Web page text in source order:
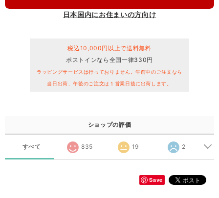
日本国内にお住まいの方向け
税込10,000円以上で送料無料
ポストインなら全国一律330円
ラッピングサービスは行っておりません。午前中のご注文なら
当日出荷、午後のご注文は１営業日後に出荷します。
ショップの評価
すべて 835 19 2
Save